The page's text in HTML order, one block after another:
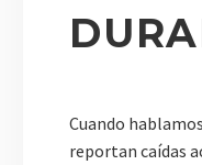
Cuando
reportan caídas